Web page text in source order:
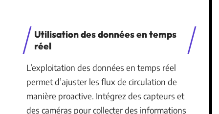
Utilisation des données en temps
réel
L’exploitation des données en temps réel
permet d’ajuster les flux de circulation de
manière proactive. Intégrez des capteurs et
des caméras pour collecter des informations